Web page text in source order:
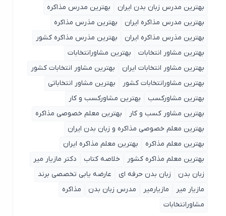
بهترین مدرس زبان بدن ایران
بهترین مدرس مذاکره
بهترین مدرس مذاکره ایران
بهترین مذرس مذاکره
بهترین مذرس مذاکره ایران
بهترین مذرس مذاکره کشور
بهترین مشاور انتخابات
بهترین مشاورانتخابات
بهترین مشاور انتخابات ایران
بهترین مشاور انتخابات کشور
بهترین مشاورانتخابات کشور
بهترین مشاور انتخاباتی
بهترین مشاورکسب
بهترین مشاورکسب و کار
بهترین مشاور کسب و کار
بهترین معلم خصوصی مذاکره
بهترین معلم خصوصی مذاکره و زبان بدن ایران
بهترین معلم مذاکره
بهترین معلم مذاکره ایران
بهترین معلم مذاکره کشور
خلاصه کتاب
دکتر مازیار میر
زبان بدن
زبان بدن حرفه ای
عارضه یابی تخصصی برند
مازیار میر
مازیارمیر مدرس زبان بدن
مذاکره
مشاورانتخابات